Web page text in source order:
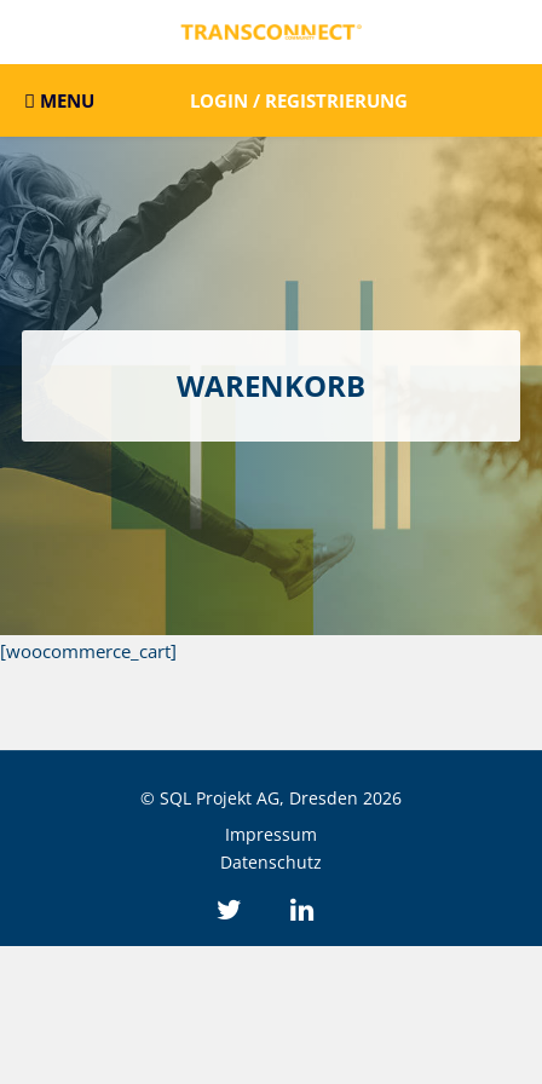
MENU LOGIN / REGISTRIERUNG
WARENKORB
[woocommerce_cart]
© SQL Projekt AG, Dresden 2026
Impressum
Datenschutz